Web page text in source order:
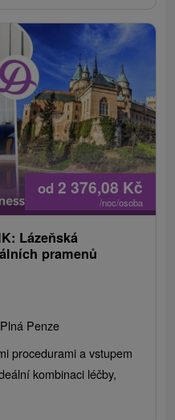
od 2 376,08 Kč
/noc/osoba
Lázeňská
pramenů
Plná Penze
procedurami a vstupem
kombinaci léčby,